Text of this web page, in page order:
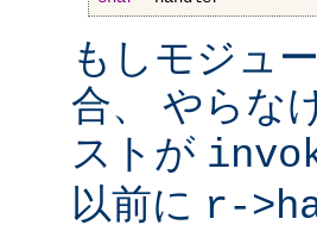
もしモジュ
合、 やらな
ストが
以前に r-